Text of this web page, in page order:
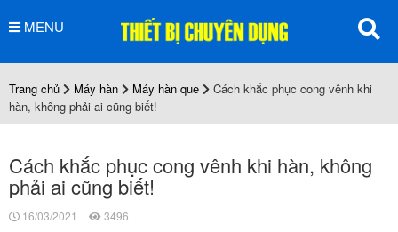
MENU
Trang chủ Máy hàn Máy hàn que
Cách khắc phục cong vênh khi
hàn, không phải ai cũng biết!
Cách khắc phục cong vênh khi hàn, không
phải ai cũng biết!
16/03/2021 3496